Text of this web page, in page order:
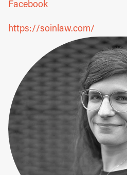
Facebook
https://soinlaw.com/